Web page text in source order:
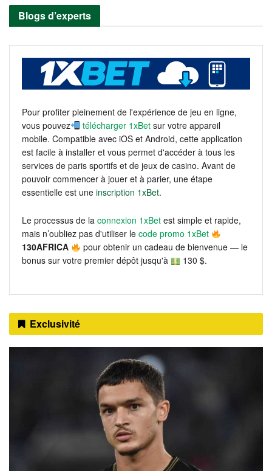
Blogs d’experts
Pour profiter pleinement de l'expérience de jeu en ligne,
vous pouvez
télécharger 1xBet sur votre appareil
mobile. Compatible avec iOS et Android, cette application
est facile à installer et vous permet d'accéder à tous les
services de paris sportifs et de jeux de casino. Avant de
pouvoir commencer à jouer et à parier, une étape
essentielle est une inscription 1xBet.
Le processus de la connexion 1xBet est simple et rapide,
mais n’oubliez pas d'utiliser le code promo 1xBet
130AFRICA
pour obtenir un cadeau de bienvenue — le
bonus sur votre premier dépôt jusqu'à
130 $.
Exclusivité